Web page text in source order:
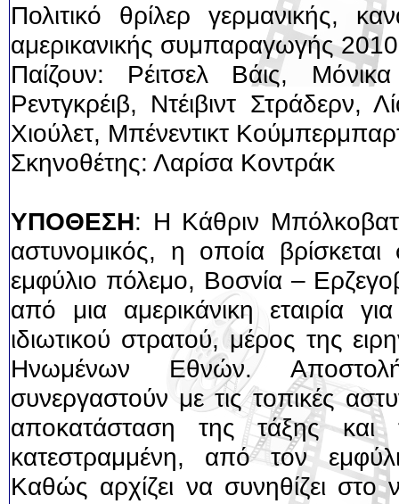
Πολιτικό θρίλερ γερμανικής,
αμερικανικής συμπαραγωγής 2010
Παίζουν: Ρέιτσελ Βάις,
Ρεντγκρέιβ, Ντέιβιντ Στράδερν,
Χιούλετ, Μπένεντικτ
Σκηνοθέτης: Λαρίσα Κοντράκ
ΥΠΟΘΕΣΗ: Η Κάθριν Μπόλκοβατ
αστυνομικός, η οποία
εμφύλιο πόλεμο, Βοσνία –
από μια αμερικάνικη εταιρία
ιδιωτικού στρατού, μέρος της
Ηνωμένων Εθνών.
συνεργαστούν με τις τοπικές
αποκατάσταση της τάξης και
κατεστραμμένη, από τον
Καθώς αρχίζει να συνηθίζει στο